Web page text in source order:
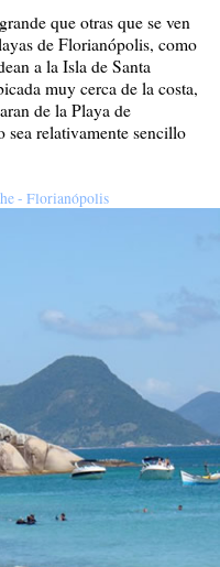
que otras que se ven
de Florianópolis, como
a la Isla de Santa
muy cerca de la costa,
de la Playa de
sea relativamente sencillo
- Florianópolis